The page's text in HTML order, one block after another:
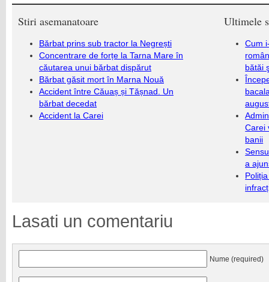
Stiri asemanatoare
Bărbat prins sub tractor la Negrești
Concentrare de forțe la Tarna Mare în
căutarea unui bărbat dispărut
Bărbat găsit mort în Marna Nouă
Accident între Căuaș și Tășnad. Un
bărbat decedat
Accident la Carei
Ultimele
Cum
bătăi
Carei
banii
a
Lasati un comentariu
Nume (required)